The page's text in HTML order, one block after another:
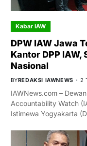
Kabar IAW
DPW IAW Jawa
Kantor DPP IAW,
Nasional
BYREDAKSI IAWNEWS 2
IAWNews.com –
Accountability Watch
Istimewa Yogyakarta